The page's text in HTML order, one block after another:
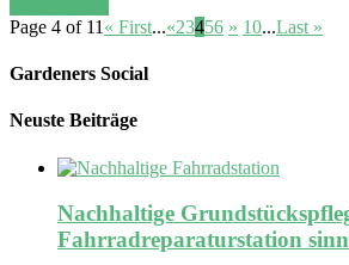
Page 4 of 11 « First...«23456 » 10...Last »
Gardeners Social
Neuste Beiträge
Nachhaltige
Fahrradreparaturstation